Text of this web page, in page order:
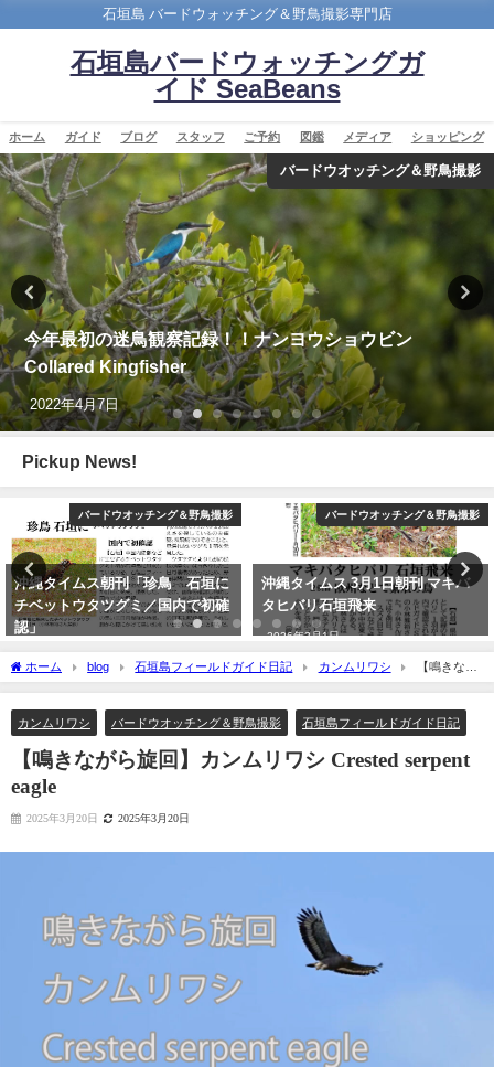
石垣島 バードウォッチング＆野鳥撮影専門店
石垣島バードウォッチングガ
イド SeaBeans
ホーム ガイド ブログ スタッフ ご予約 図鑑 メディア ショッピング
バードウオッチング＆野鳥撮影
今年最初の迷鳥観察記録！！ナンヨウショウビン
Collared Kingfisher
2022年4月7日
Pickup News!
バードウオッチング＆野鳥撮影
沖縄タイムス朝刊「珍鳥 石垣に
チベットウタツグミ／国内で初確
認」
バードウオッチング＆野鳥撮影
沖縄タイムス 3月1日朝刊 マキバ
タヒバリ石垣飛来
2026年3月1日
ホーム blog 石垣島フィールドガイド日記 カンムリワシ
【鳴きなが
ら旋回】カンムリワシ Crested serpent eagle
カンムリワシ バードウオッチング＆野鳥撮影 石垣島フィールドガイド日記
【鳴きながら旋回】カンムリワシ Crested serpent
eagle
2025年3月20日 2025年3月20日